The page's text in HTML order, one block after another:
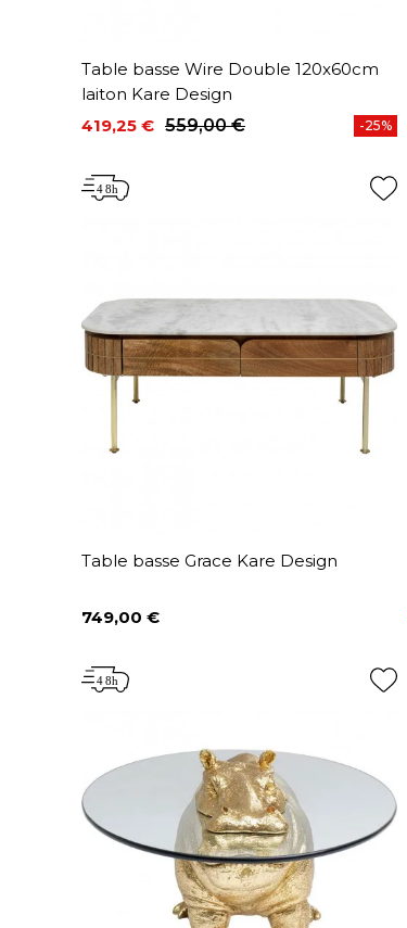
Table basse Wire Double 120x60cm
laiton Kare Design
Prix
419,25 €
Prix de base559,00 € -25%
Table basse Grace Kare Design
Prix
749,00 €